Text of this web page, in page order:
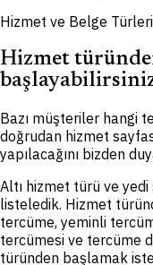
Hizmet ve Belge Türleri
Hizmet
Bazı müşteriler hangi
doğrudan hizmet
yapılacağını bizden
Altı hizmet türü ve
listeledik. Hizmet
tercüme, yeminli
tercümesi ve tercüme
türünden başlamak